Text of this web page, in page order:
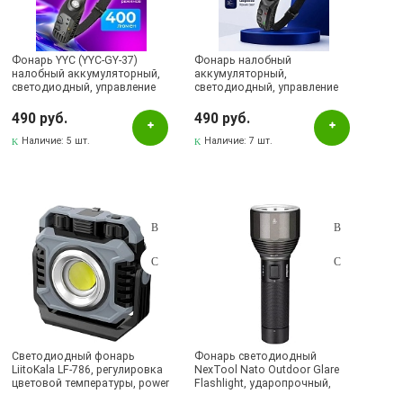
BLESKLUX
LiitoKala
YEMAO
YYC
Фотон
Pаспределительный центр
Азнакаево, ул. Ленина, 21
Альметьевск, ул.Ленина, 132, ТЦ ЛЕНТА
Бавлы, ул.Пионерская, 11
Бугульма, ул.Ленина, 145, ТЦ ЭССЕН
Бугульма, ул.Ленина, 2Б, ТД ТЕХНОПОЛИС
Фонарь YYC (YYC-GY-37)
налобный аккумуляторный,
светодиодный, управление
270º, тип АКБ 18650
(1200mAh), разъем зарядки
Type-c, цвет черный
490 руб.
Наличие:5 шт.
Фонарь налобный
аккумуляторный,
светодиодный, управление
270º, тип АКБ 18650
(1200mAh), разъем зарядки
Type-c, цвет черный
490 руб.
Наличие:7 шт.
Светодиодный фонарь
LiitoKala LF-786, регулировка
цветовой температуры, power
Фонарь светодиодный
NexTool Nato Outdoor Glare
Flashlight, ударопрочный,